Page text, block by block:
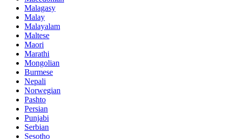
Malagasy
Malay
Malayalam
Maltese
Maori
Marathi
Mongolian
Burmese
Nepali
Norwegian
Pashto
Persian
Punjabi
Serbian
Sesotho